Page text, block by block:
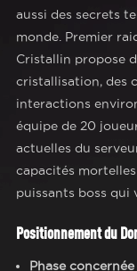
aussi des secrets
monde. Premier
Cristallin propose
cristallisation, des
interactions
équipe de 20
actuelles du
capacités
puissants boss qui
Positionnement du
Phase concernée